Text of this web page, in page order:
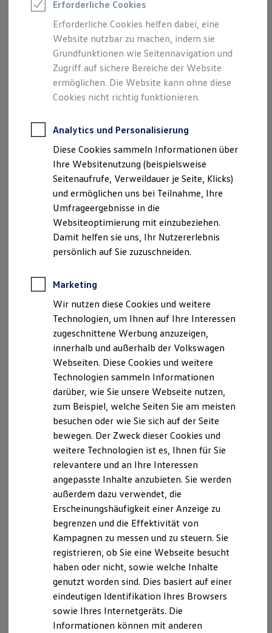
Elektroauto Leasing
Kleinwagen-Leasing
Leasing ohne Anzahlung
Finanzierung
Autokredit mit Schlussrate
Versicherungen und Garantien
Kfz-Versicherung
Restschuldversicherungen
Garantien
Professional Class bei Volkswagen
Behörden
Direktkunden
Sonderfahrzeuge
Anpfiff zum Gewinn
Elektromobilität
Elektroautos
ID. Tutorials
Elektrofahrzeugkonzepte
ID. EVERY1
Reichweite
Rekuperation
Laden unterwegs
Laden Zuhause
Ladestationen finden
Ladezeitensimulator
Batterie
Sicherheit
Nachhaltigkeit
Technologie
Kosten und Kauf
Verbrauchskosten
Kaufoptionen
E-Auto-Förderung
Software und Konnektivität
Die ID. Software 6
ID. Software Versionen und Updates
Digitale Extras
Schnittstellen zu Ihrem ID.
Marke und Erlebnis
Volkswagen R und R Experience
R-Modelle
R Experience
Driving Experience
Volkswagen entdecken
Werkbesichtigung
Lifestyle Shop
T-Roc Kollektion
Golf Kollektion
Erforderliche Cookies
Erforderliche Cookies helfen dabei, eine
Website nutzbar zu machen, indem sie
Grundfunktionen wie Seitennavigation und
Zugriff auf sichere Bereiche der Website
ermöglichen. Die Website kann ohne diese
Cookies nicht richtig funktionieren.
Analytics und Personalisierung
Diese Cookies sammeln Informationen über
Ihre Websitenutzung (beispielsweise
Seitenaufrufe, Verweildauer je Seite, Klicks)
und ermöglichen uns bei Teilnahme, Ihre
Umfrageergebnisse in die
Websiteoptimierung mit einzubeziehen.
Damit helfen sie uns, Ihr Nutzererlebnis
persönlich auf Sie zuzuschneiden.
Marketing
Wir nutzen diese Cookies und weitere
Technologien, um Ihnen auf Ihre Interessen
zugeschnittene Werbung anzuzeigen,
innerhalb und außerhalb der Volkswagen
Webseiten. Diese Cookies und weitere
Technologien sammeln Informationen
darüber, wie Sie unsere Webseite nutzen,
zum Beispiel, welche Seiten Sie am meisten
besuchen oder wie Sie sich auf der Seite
bewegen. Der Zweck dieser Cookies und
weitere Technologien ist es, Ihnen für Sie
relevantere und an Ihre Interessen
angepasste Inhalte anzubieten. Sie werden
außerdem dazu verwendet, die
Erscheinungshäufigkeit einer Anzeige zu
begrenzen und die Effektivität von
Kampagnen zu messen und zu steuern. Sie
registrieren, ob Sie eine Webseite besucht
haben oder nicht, sowie welche Inhalte
genutzt worden sind. Dies basiert auf einer
eindeutigen Identifikation Ihres Browsers
sowie Ihres Internetgeräts. Die
Informationen können mit anderen